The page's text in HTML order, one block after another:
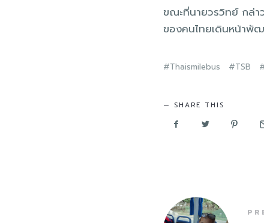
ขณะที่นายวรวิทย์ กล่า
ของคนไทยเดินหน้าพั
Thaismilebus TSB
SHARE THIS